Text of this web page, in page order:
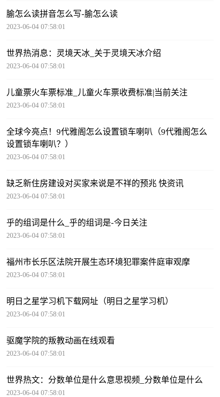
腧怎么读拼音怎么写-腧怎么读
2023-06-04 07:58:01
世界热消息：灵境天冰_关于灵境天冰介绍
2023-06-04 07:58:01
儿童票火车票标准_儿童火车票收费标准|当前关注
2023-06-04 07:58:01
全球今亮点！9代雅阁怎么设置锁车喇叭（9代雅阁怎么
设置锁车喇叭？）
2023-06-04 07:58:01
缺乏新住房建设对买家来说是不祥的预兆 快资讯
2023-06-04 07:58:01
乎的组词是什么_乎的组词是-今日关注
2023-06-04 07:58:01
福州市长乐区法院开展生态环境犯罪案件庭审观摩
2023-06-04 07:58:01
明日之星学习机下载网址（明日之星学习机）
2023-06-04 07:58:01
驱魔学院的叛教动画在线观看
2023-06-04 07:58:01
世界热文：分数单位是什么意思视频_分数单位是什么
2023-06-04 07:58:01